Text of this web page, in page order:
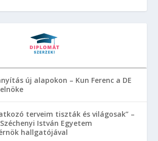
új alapokon – Kun Ferenc a DE
terveim tiszták és világosak” –
István Egyetem
hallgatójával